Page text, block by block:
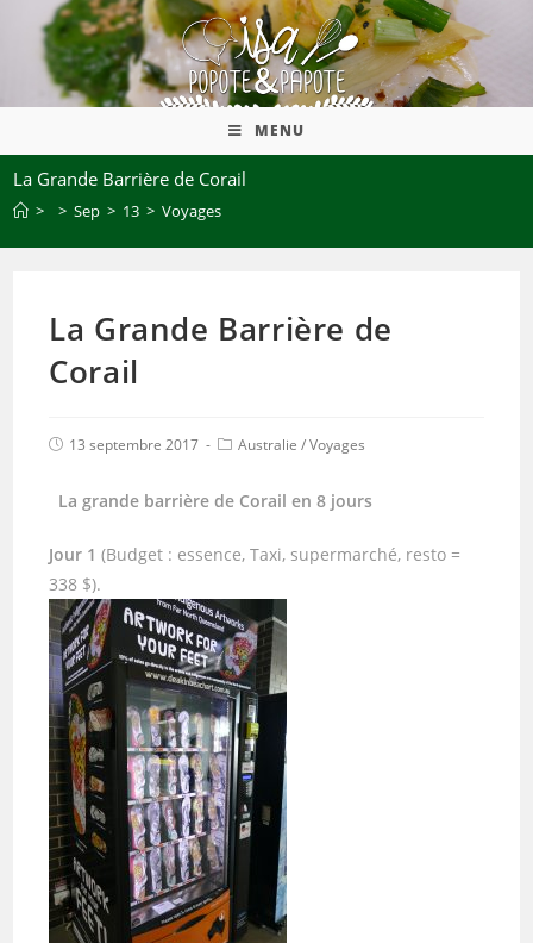
MENU
La Grande Barrière de Corail
> > Sep > 13 > Voyages
La Grande Barrière de
Corail
13 septembre 2017 Australie /Voyages
La grande barrière de Corail en 8 jours
Jour 1 (Budget : essence, Taxi, supermarché, resto =
338 $).